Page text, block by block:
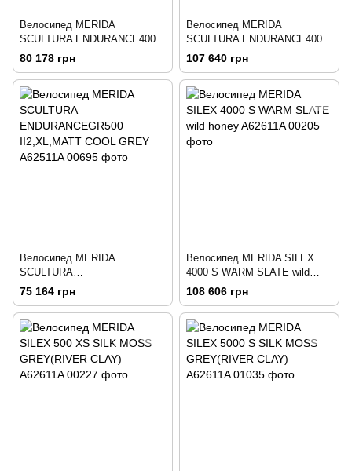
Велосипед MERIDA
SCULTURA ENDURANCE400
M,STARFIELD PURPLE(SIL)
80 178 грн
Велосипед MERIDA
SCULTURA ENDURANCE4000
II3,XXS SILK MT.silk dark
107 640 грн
Велосипед MERIDA
SCULTURA
ENDURANCEGR500
II2,XL,MATT COOL GREY
75 164 грн
Велосипед MERIDA SILEX
4000 S WARM SLATE wild
honey
108 606 грн